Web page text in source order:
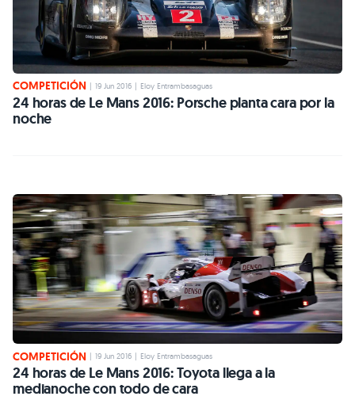
COMPETICIÓN | 19 Jun 2016 | Eloy Entrambasaguas
24 horas de Le Mans 2016: Porsche planta cara por la
noche
COMPETICIÓN 19 Jun 2016 Eloy Entrambasaguas
24 horas de Le Mans 2016: Toyota llega a la
medianoche con todo de cara